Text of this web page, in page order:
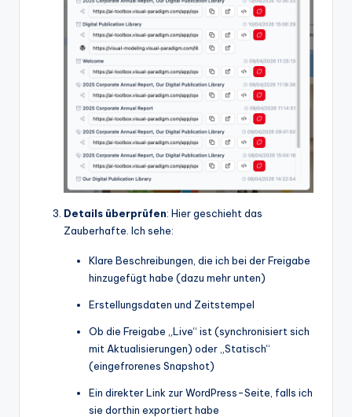
Details überprüfen: Hier geschieht das
Zauberhafte. Ich sehe:
Klare Beschreibungen, die ich bei der Freigabe
hinzugefügt habe (dazu mehr unten)
Erstellungsdaten und Zeitstempel
Ob die Freigabe „Live“ ist (synchronisiert sich
mit Aktualisierungen) oder „Statisch“
(eingefrorenes Snapshot)
Ein direkter Link zur WordPress-Seite, falls ich
sie dorthin exportiert habe